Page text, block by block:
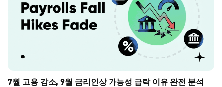
7월 고용 감소, 9월 금리인상 가능성 급락 이유 완전 분석